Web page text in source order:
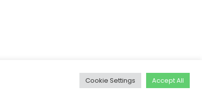
Cookie Settings Accept All